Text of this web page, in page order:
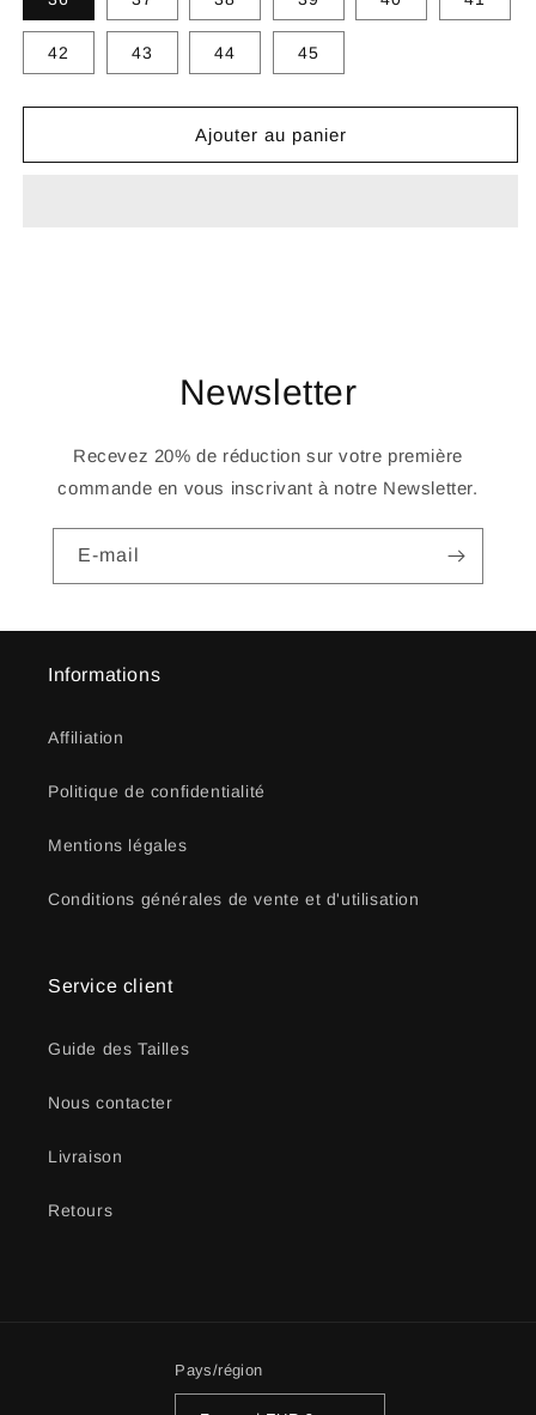
42 43 44 45
Ajouter au panier
Newsletter
Recevez 20% de réduction sur votre première
commande en vous inscrivant à notre Newsletter.
E-mail
Informations
Affiliation
Politique de confidentialité
Mentions légales
Conditions générales de vente et d'utilisation
Service client
Guide des Tailles
Nous contacter
Livraison
Retours
Pays/région